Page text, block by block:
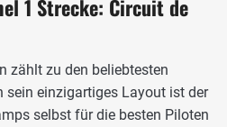
1 Strecke: Circuit de
zählt zu den beliebtesten
sein einzigartiges Layout ist der
selbst für die besten Piloten